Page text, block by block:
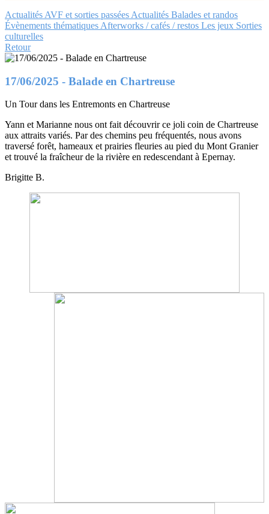
Actualités AVF et sorties passées Actualités Balades et randos
Évènements thématiques Afterworks / cafés / restos Les jeux Sorties
culturelles
Retour
17/06/2025 - Balade en Chartreuse
Un Tour dans les Entremonts en Chartreuse
Yann et Marianne nous ont fait découvrir ce joli coin de Chartreuse
aux attraits variés. Par des chemins peu fréquentés, nous avons
traversé forêt, hameaux et prairies fleuries au pied du Mont Granier
et trouvé la fraîcheur de la rivière en redescendant à Epernay.
Brigitte B.